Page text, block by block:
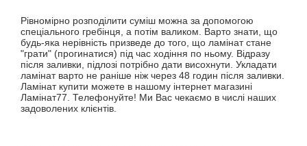
Рівномірно розподілити суміш можна за допомогою
спеціального гребінця, а потім валиком. Варто знати, що
будь-яка нерівність призведе до того, що ламінат стане
"грати" (прогинатися) під час ходіння по ньому. Відразу
після заливки, підлозі потрібно дати висохнути. Укладати
ламінат варто не раніше ніж через 48 годин після заливки.
Ламінат купити можете в нашому інтернет магазині
Ламінат77. Телефонуйте! Ми Вас чекаємо в числі наших
задоволених клієнтів.